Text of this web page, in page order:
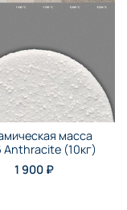
масса
№116 Anthraсite (10кг)
1 900 ₽